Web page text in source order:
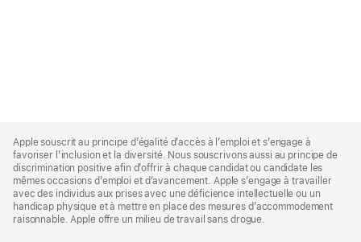
Footer
Apple souscrit au principe d’égalité d’accès à l’emploi et s’engage à
favoriser l’inclusion et la diversité. Nous souscrivons aussi au principe de
discrimination positive afin d’offrir à chaque candidat ou candidate les
mêmes occasions d’emploi et d’avancement. Apple s’engage à travailler
avec des individus aux prises avec une déficience intellectuelle ou un
handicap physique et à mettre en place des mesures d’accommodement
raisonnable. Apple offre un milieu de travail sans drogue.